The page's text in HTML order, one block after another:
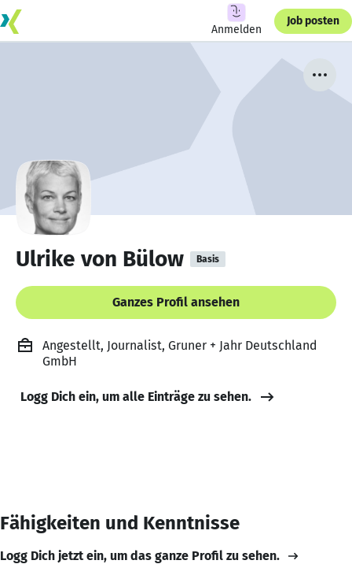
Anmelden
Job posten
Ulrike von Bülow Basis
Ganzes Profil ansehen
Angestellt, Journalist, Gruner + Jahr Deutschland
GmbH
Logg Dich ein, um alle Einträge zu sehen.
Fähigkeiten und Kenntnisse
Logg Dich jetzt ein, um das ganze Profil zu sehen.